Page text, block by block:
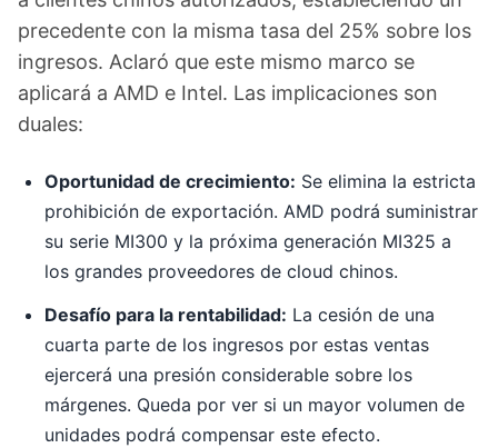
precedente con la misma tasa del 25% sobre los
ingresos. Aclaró que este mismo marco se
aplicará a AMD e Intel. Las implicaciones son
duales:
Oportunidad de crecimiento: Se elimina la estricta
prohibición de exportación. AMD podrá suministrar
su serie MI300 y la próxima generación MI325 a
los grandes proveedores de cloud chinos.
Desafío para la rentabilidad: La cesión de una
cuarta parte de los ingresos por estas ventas
ejercerá una presión considerable sobre los
márgenes. Queda por ver si un mayor volumen de
unidades podrá compensar este efecto.